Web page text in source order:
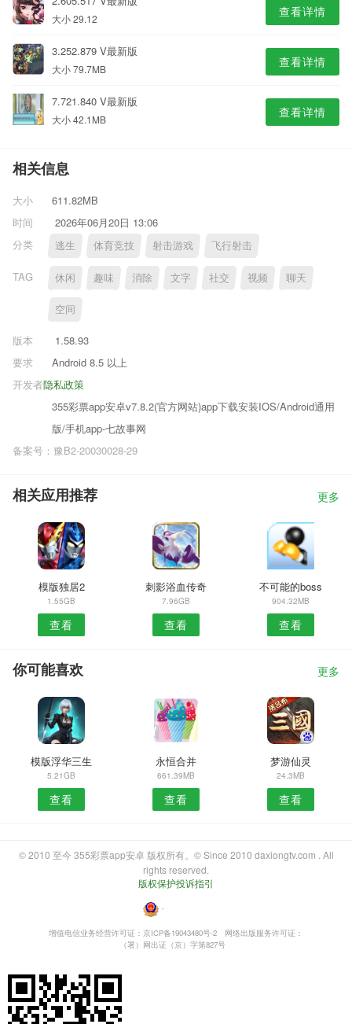
大小 29.12 查看详情
3.252.879 V最新版
大小 79.7MB 查看详情
7.721.840 V最新版
大小 42.1MB 查看详情
相关信息
大小
611.82MB
时间
2026年06月20日 13:06
分类
逃生 体育竞技 射击游戏 飞行射击
TAG 休闲 趣味 消除 文字 社交 视频 聊天
空间
版本
1.58.93
要求
Android 8.5 以上
隐私政策
开发者
355彩票app安卓v7.8.2(官方网站)app下载安装IOS/Android通用
版/手机app-七故事网
备案号：豫B2-20030028-29
相关应用推荐 更多
模版独居2
1.55GB
查看
刺影浴血传奇
7.96GB
查看
不可能的boss
904.32MB
查看
你可能喜欢 更多
模版浮华三生
5.21GB
查看
永恒合并
661.39MB
查看
梦游仙灵
24.3MB
查看
© 2010 至今 355彩票app安卓 版权所有。© Since 2010 daxiongtv.com . All
rights reserved.
版权保护投诉指引
・
增值电信业务经营许可证：京ICP备19043480号-2
网络出版服务许可证：
（署）网出证（京）字第827号